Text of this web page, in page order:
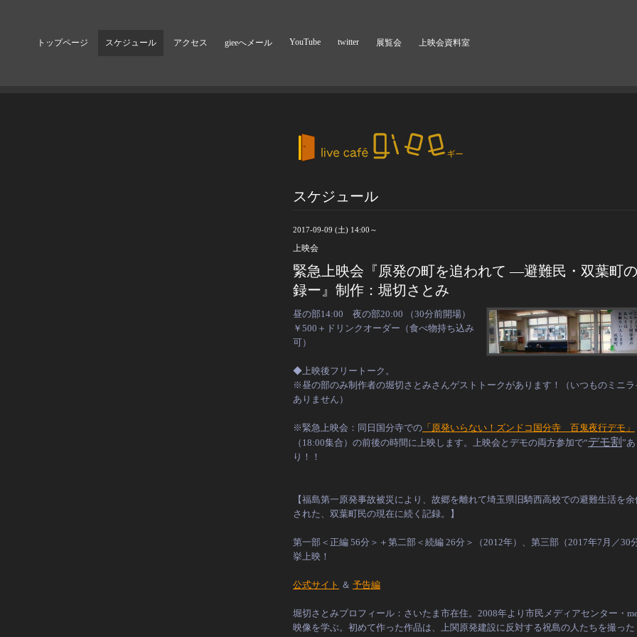
トップページ スケジュール アクセス gieeへメール YouTube twitter 展覧会 上映会資料室
スケジュール
2017-09-09 (土) 14:00～
上映会
緊急上映会『原発の町を追われて ―避難民・双葉町
録ー』制作：堀切さとみ
昼の部14:00 夜の部20:00 （30分前開場）
￥500＋ドリンクオーダー（食べ物持ち込み
可）
◆上映後フリートーク。
※昼の部のみ制作者の堀切さとみさんゲストトークがあります！（いつものミニラ
ありません）
※緊急上映会：同日国分寺での 「原発いらない！ズンドコ国分寺 百鬼夜行デモ」
（18:00集合）の前後の時間に上映します。上映会とデモの両方参加で“デモ割 ”あ
り！！
【福島第一原発事故被災により、故郷を離れて埼玉県旧騎西高校での避難生活を
された、双葉町民の現在に続く記録。】
第一部＜正編 56分＞＋第二部＜続編 26分＞（2012年）、第三部（2017年7月／30
挙上映！
公式サイト ＆ 予告編
堀切さとみプロフィール：さいたま市在住。2008年より市民メディアセンター・
映像を学ぶ。初めて作った作品は、上関原発建設に反対する祝島の人たちを撮っ